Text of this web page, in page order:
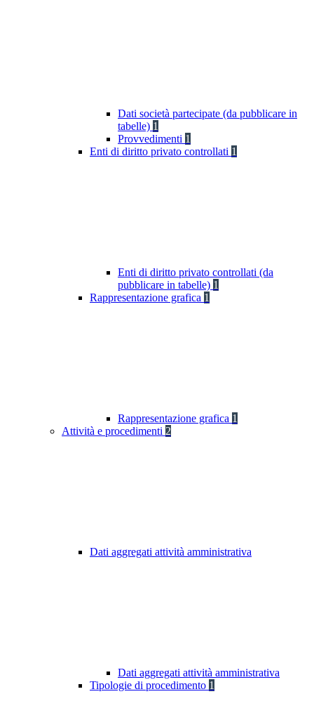
Dati società partecipate (da pubblicare in
tabelle) 1
Provvedimenti 1
Enti di diritto privato controllati 1
Enti di diritto privato controllati (da
pubblicare in tabelle) 1
Rappresentazione grafica 1
Rappresentazione grafica 1
Attività e procedimenti 2
Dati aggregati attività amministrativa
Dati aggregati attività amministrativa
Tipologie di procedimento 1